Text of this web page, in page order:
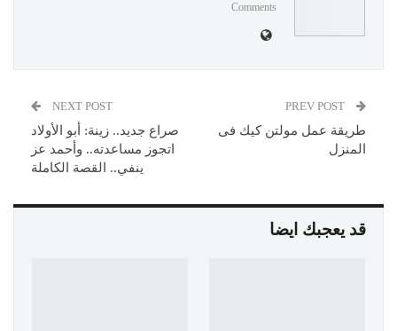
Comments
طريقة عمل مولتن كيك فى
المنزل
NEXT POST
صراع جديد.. زينة: أبو الأولاد
اتجوز مساعدته.. وأحمد عز
ينفي.. القصة الكاملة
قد يعجبك ايضا